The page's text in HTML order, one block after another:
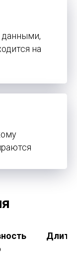
данными,
на